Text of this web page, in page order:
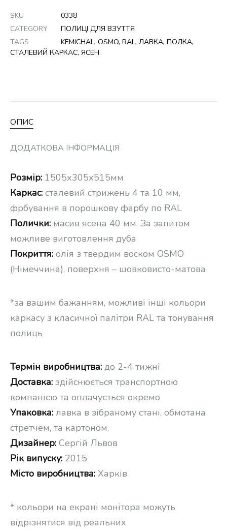
SKU
0338
CATEGORY
ПОЛИЦІ ДЛЯ ВЗУТТЯ
TAGS
KEMICHAL, OSMO, RAL, ЛАВКА, ПОЛКА,
СТАЛЕВИЙ КАРКАС, ЯСЕН
ОПИС
ДОДАТКОВА ІНФОРМАЦІЯ
Розмір: 1505х305х515мм
Каркас: сталевий стрижень 4 та 10 мм,
фрбування в порошкову фарбу по RAL
Полички: масив ясена 40 мм. За запитом
можливе виготовлення дуба
Покриття: олія з твердим воском OSMO
(Німеччина), поверхня – шовковисто-матова
*за вашим бажанням, можливі інші кольори
каркасу з класичної палітри RAL та тонування
полиць
Термін виробництва: до 2-4 тижні
Доставка: здійснюється транспортною
компанією та оплачується окремо
Упаковка: лавка в зібраному стані, обмотана
стретчем, та картоном.
Дизайнер: Сергій Львов
Рік випуску: 2015
Місто виробництва: Харків
* кольори на екрані монітора можуть
відрізнятися від реальних